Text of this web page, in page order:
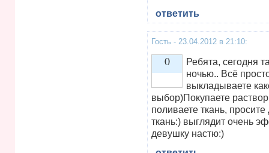
ответить
Гость - 23.04.2012 в 21:10:
0
Vote up!
Ребята, сегодня
ночью.. Всё
выкладываете
выбор)Покупаете
поливаете ткань,
ткань:) выглядит очень
девушку настю:)